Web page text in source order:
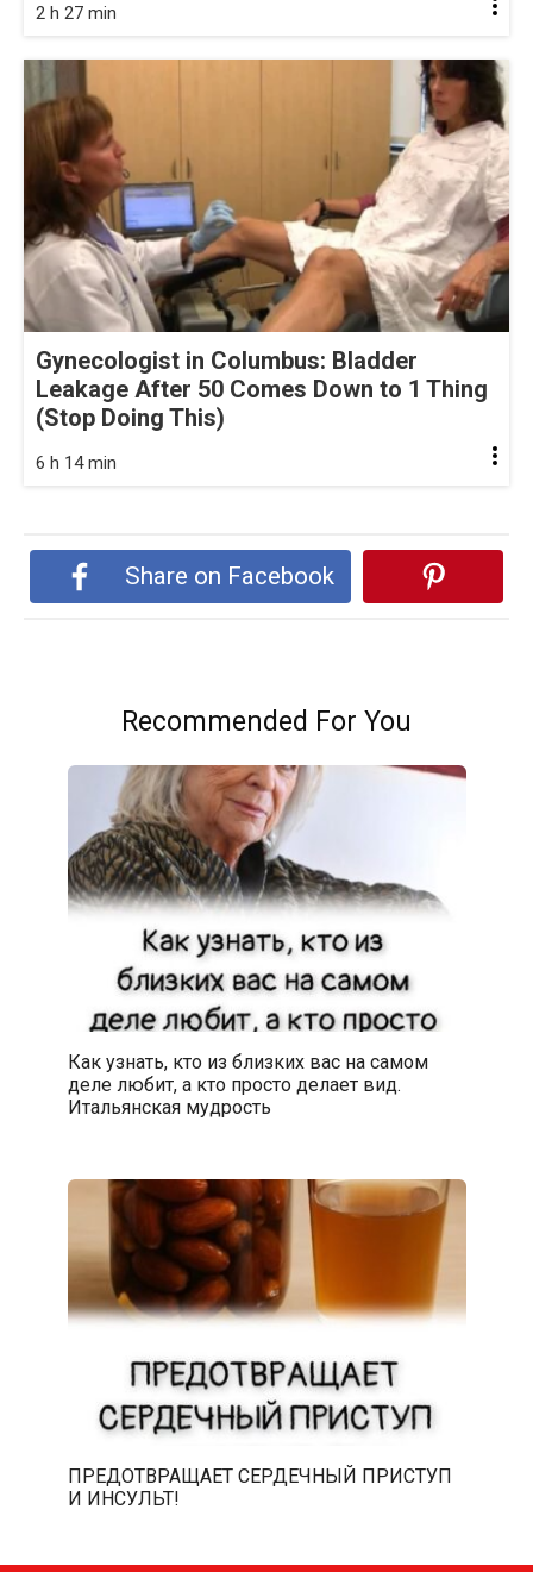
2 h 27 min
Gynecologist in Columbus: Bladder
Leakage After 50 Comes Down to 1 Thing
(Stop Doing This)
6 h 14 min
Share on Facebook
Recommended For You
Как узнать, кто из близких вас на самом
деле любит, а кто просто делает вид.
Итальянская мудрость
ПРЕДОТВРАЩАЕТ СЕРДЕЧНЫЙ ПРИСТУП
И ИНСУЛЬТ!